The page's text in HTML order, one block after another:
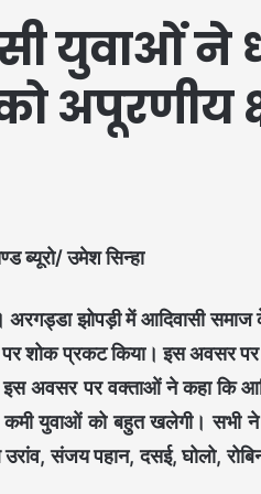
युवाओं
अपूरणीय
ब्यूरो/ उमेश सिन्हा
। अरगड्डा झोपड़ी में आदिवासी
शोक प्रकट किया। इस अवसर पर
अवसर पर वक्ताओं ने कहा कि
कमी युवाओं को बहुत खलेगी। सभी
उरांव, संजय पहान, दसई, घोलो,